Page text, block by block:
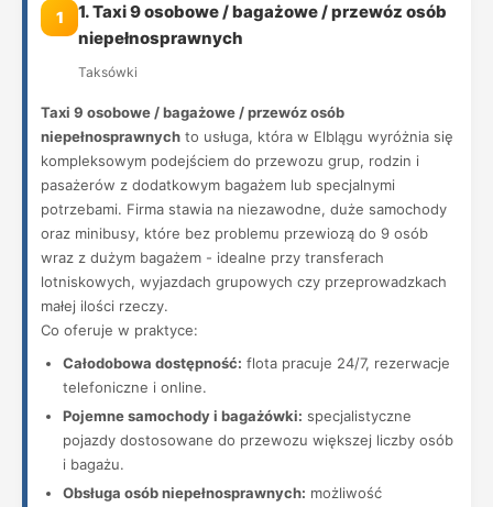
1
1. Taxi 9 osobowe / bagażowe / przewóz osób
niepełnosprawnych
Taksówki
Taxi 9 osobowe / bagażowe / przewóz osób
niepełnosprawnych to usługa, która w Elblągu wyróżnia się
kompleksowym podejściem do przewozu grup, rodzin i
pasażerów z dodatkowym bagażem lub specjalnymi
potrzebami. Firma stawia na niezawodne, duże samochody
oraz minibusy, które bez problemu przewiozą do 9 osób
wraz z dużym bagażem - idealne przy transferach
lotniskowych, wyjazdach grupowych czy przeprowadzkach
małej ilości rzeczy.
Co oferuje w praktyce:
Całodobowa dostępność: flota pracuje 24/7, rezerwacje
telefoniczne i online.
Pojemne samochody i bagażówki: specjalistyczne
pojazdy dostosowane do przewozu większej liczby osób
i bagażu.
Obsługa osób niepełnosprawnych: możliwość